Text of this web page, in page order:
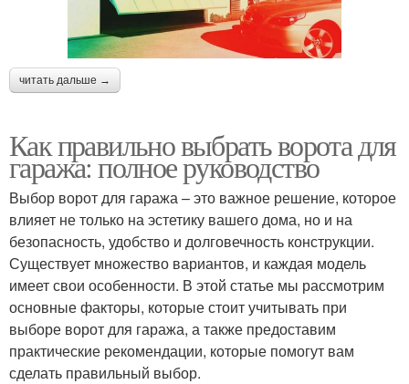
читать дальше →
Как правильно выбрать ворота для
гаража: полное руководство
Выбор ворот для гаража – это важное решение, которое
влияет не только на эстетику вашего дома, но и на
безопасность, удобство и долговечность конструкции.
Существует множество вариантов, и каждая модель
имеет свои особенности. В этой статье мы рассмотрим
основные факторы, которые стоит учитывать при
выборе ворот для гаража, а также предоставим
практические рекомендации, которые помогут вам
сделать правильный выбор.